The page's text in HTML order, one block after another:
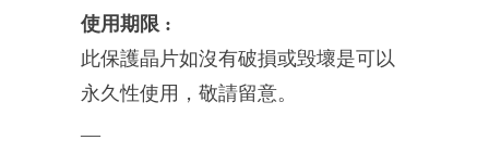
使用期限 :
此保護晶片如沒有破損或毁壞是可以
永久性使用， 敬請留意。